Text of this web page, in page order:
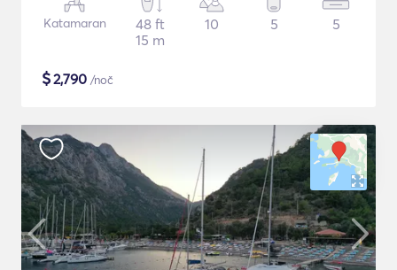
Katamaran
48 ft
15 m
10 5 5
$2,790 /noč